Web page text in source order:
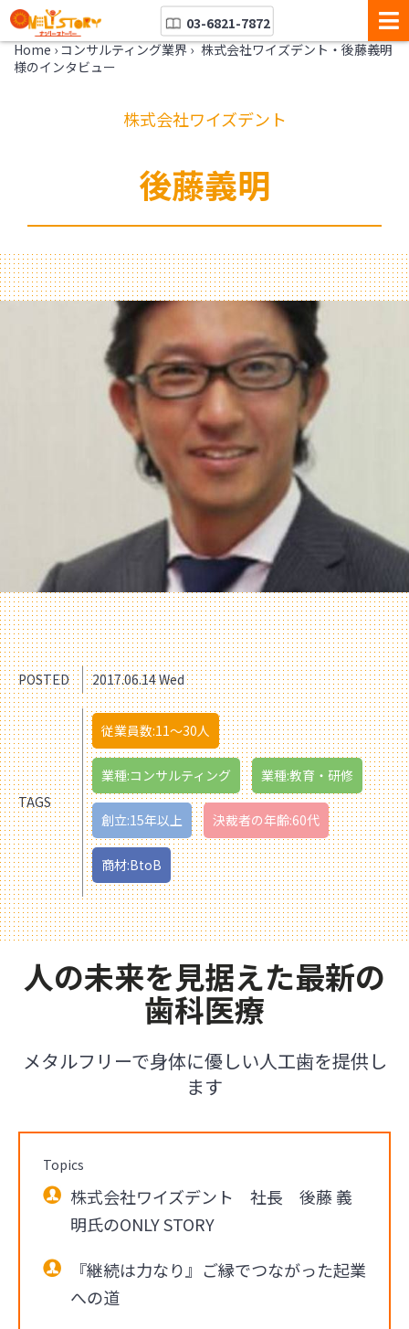
03-6821-7872
Home › コンサルティング業界 › 株式会社ワイズデント・後藤義明
様のインタビュー
株式会社ワイズデント
後藤義明
POSTED 2017.06.14 Wed
TAGS
従業員数:11〜30人
業種:コンサルティング 業種:教育・研修
創立:15年以上 決裁者の年齢:60代
商材:BtoB
人の未来を見据えた最新の
歯科医療
メタルフリーで身体に優しい人工歯を提供し
ます
Topics
株式会社ワイズデント 社長 後藤 義
明氏のONLY STORY
『継続は力なり』ご縁でつながった起業
への道